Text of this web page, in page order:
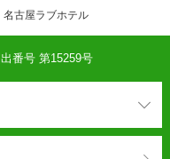
名古屋ラブホテル
番号 第15259号